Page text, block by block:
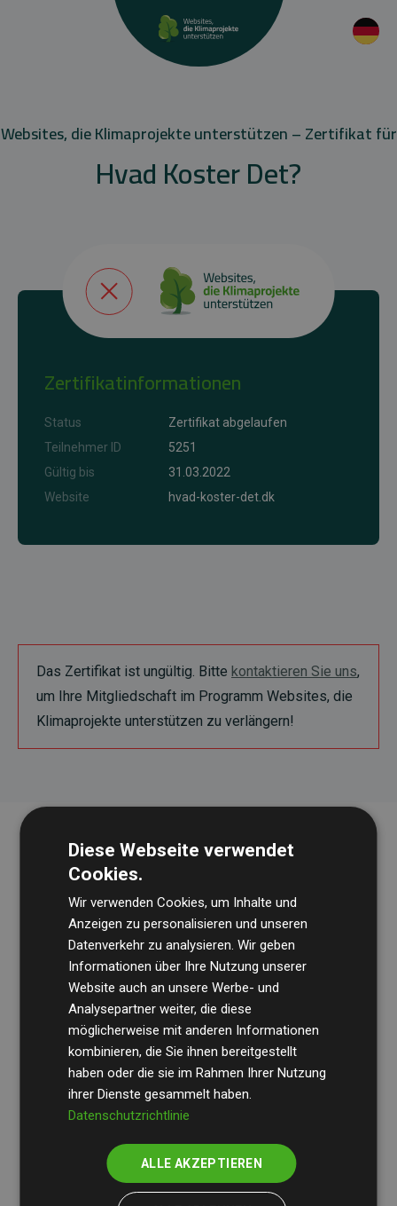
Websites, die Klimaprojekte unterstützen – Zertifikat für
Hvad Koster Det?
Zertifikatinformationen
Status
Zertifikat abgelaufen
Teilnehmer ID
5251
Gültig bis
31.03.2022
Website
hvad-koster-det.dk
Das Zertifikat ist ungültig. Bitte kontaktieren Sie uns,
um Ihre Mitgliedschaft im Programm Websites, die
Klimaprojekte unterstützen zu verlängern!
Die Wirtschaftsprüfungsgesellschaft BDOüberprüft
regelmäßig unsere Berechnungen und Methodik, um
Transparenz und Verlässlichkeit sicherzustellen.
Ihre Prüfungen belegen, dass unsere Investitionen in
Klimaschutzprojekte im Durchschnitt200 % der
geschätzten CO₂-Emissionender teilnehmenden
Websites kompensieren – ein klarer Nachweis für die
messbare Klimawirkung unseres Ansatzes.
Diese Webseite verwendet
Cookies.
Wir verwenden Cookies, um Inhalte und
Anzeigen zu personalisieren und unseren
Datenverkehr zu analysieren. Wir geben
Informationen über Ihre Nutzung unserer
Website auch an unsere Werbe- und
Analysepartner weiter, die diese
möglicherweise mit anderen Informationen
kombinieren, die Sie ihnen bereitgestellt
haben oder die sie im Rahmen Ihrer Nutzung
ihrer Dienste gesammelt haben.
Datenschutzrichtlinie
ALLE AKZEPTIEREN